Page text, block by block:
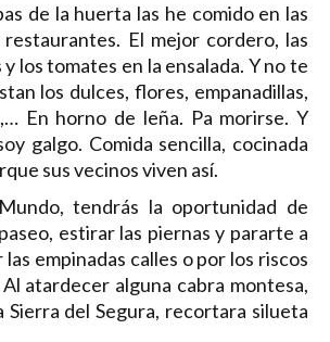
de la huerta las he comido en las
El mejor cordero, las
los tomates en la ensalada. Y no te
los dulces, flores, empanadillas,
En horno de leña. Pa morirse. Y
galgo. Comida sencilla, cocinada
sus vecinos viven así.
tendrás la oportunidad de
estirar las piernas y pararte a
empinadas calles o por los riscos
atardecer alguna cabra montesa,
Sierra del Segura, recortara silueta